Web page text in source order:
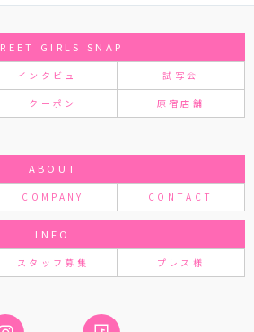
GIRLS SNAP
インタビュー 試写会
クーポン 原宿店舗
ABOUT
COMPANY CONTACT
INFO
スタッフ募集 プレス様